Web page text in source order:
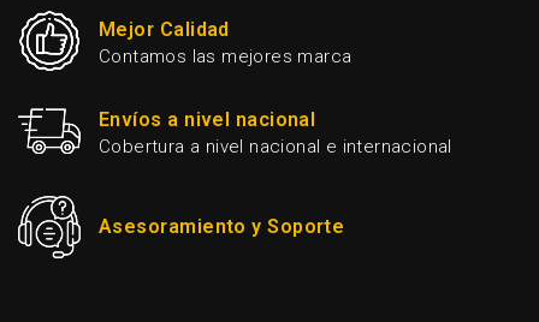
Mejor Calidad
Contamos las mejores marca
Envíos a nivel nacional
Cobertura a nivel nacional e internacional
Asesoramiento y Soporte